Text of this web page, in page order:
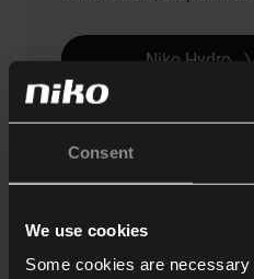
Consent
We use cookies
Some cookies are
Niko Hydro
Werk je graag buiten, dan
USB-lader en